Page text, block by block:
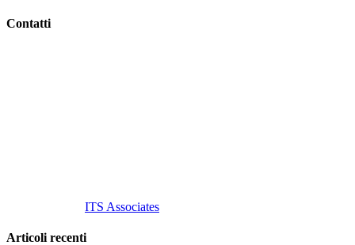
Contatti
ITS Associates
Articoli recenti